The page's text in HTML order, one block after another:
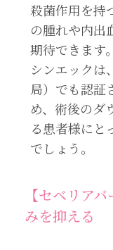
殺菌作用を持
の腫れや内出
期待できます。
シンエックは
局）でも認証
め、術後のダ
る患者様にと
でしょう。
【セベリア
みを抑える